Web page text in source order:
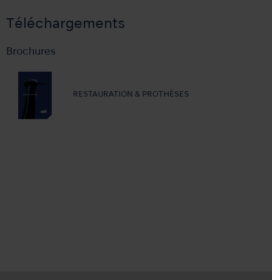
Téléchargements
Brochures
RESTAURATION & PROTHÈSES